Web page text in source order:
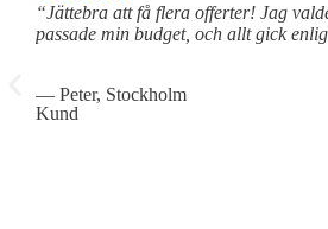
“Jättebra att få flera offerter! Jag
passade min budget, och allt gick
— Peter, Stockholm
Kund